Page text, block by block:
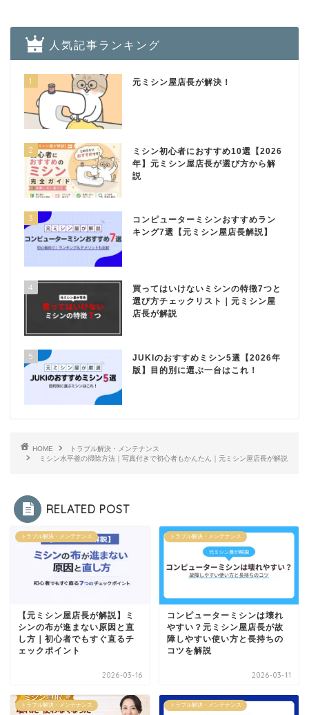
人気記事ランキング
1 元ミシン屋店長が解決！
2
ミシン初心者におすすめ10選【2026
年】元ミシン屋店長が選び方から解
説
3
コンピューターミシンおすすめラン
キング7選【元ミシン屋店長解説】
4
買ってはいけないミシンの特徴7つと
選び方チェックリスト｜元ミシン屋
店長が解説
5
JUKIのおすすめミシン5選【2026年
版】目的別に選ぶ一台はこれ！
HOME
トラブル解決・メンテナンス
ミシン水平釜の掃除方法｜写真付きで初心者もかんたん｜元ミシン屋店長が解説
RELATED POST
トラブル解決・メンテナンス
【元ミシン屋店長が解説】ミ
シンの布が進まない原因と直
し方｜初心者でもすぐ直るチ
ェックポイント
2026-03-16
トラブル解決・メンテナンス
コンピューターミシンは壊れ
やすい？元ミシン屋店長が故
障しやすい使い方と長持ちの
コツを解説
2026-03-11
トラブル解決・メンテナンス トラブル解決・メンテナンス